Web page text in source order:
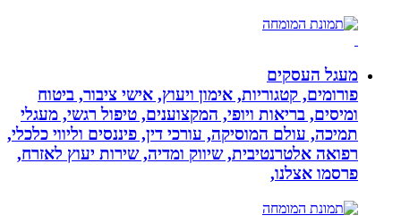
מעגל העסקים
פורומים, קטגוריות, אימון ויעוץ, אישי ציבור, ביטוח
ומיסים, בריאות ויופי, המקצוענים, טיפול רגשי, מעגלי
תמיכה, עולם המוסיקה, עורכי דין, פיננסים וליווי כלכלי,
רפואה אלטרנטיבית, שיווק ומדיה, שירות יעוץ לאזרח,
פרסמו אצלנו,